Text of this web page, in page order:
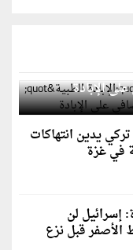
الطبية"
الإبادة
يدين انتهاكات
في غزة
إسرائيل لن
قبل نزع